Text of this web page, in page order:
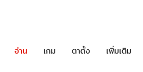
อ่าน เกม ตาตั้ง เพิ่มเติม